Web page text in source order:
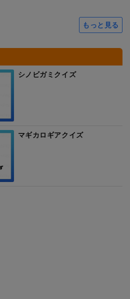
もっと見る
シノビガミクイズ
マギカロギアクイズ